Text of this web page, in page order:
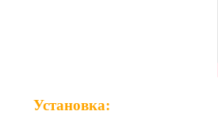
Установка: